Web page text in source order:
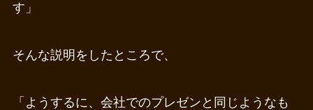
す」
そんな説明をしたところで、
「ようするに、会社でのプレゼンと同じようなも